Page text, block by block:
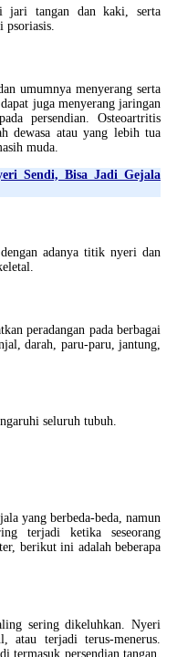
jari tangan dan kaki, serta
psoriasis.
umumnya menyerang serta
juga menyerang jaringan
persendian. Osteoartritis
dewasa atau yang lebih tua
muda.
Sendi, Bisa Jadi Gejala
adanya titik nyeri dan
peradangan pada berbagai
darah, paru-paru, jantung,
seluruh tubuh.
yang berbeda-beda, namun
terjadi ketika seseorang
berikut ini adalah beberapa
sering dikeluhkan. Nyeri
atau terjadi terus-menerus.
termasuk persendian tangan,